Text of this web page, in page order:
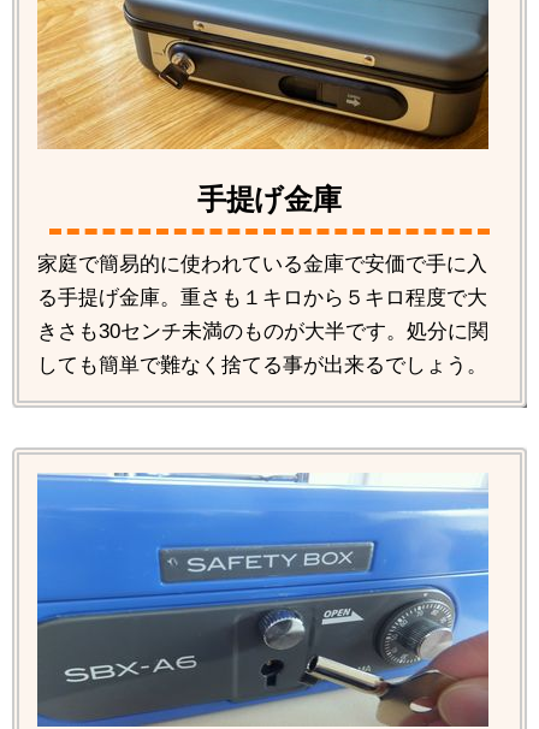
手提げ金庫
家庭で簡易的に使われている金庫で安価で手に入
る手提げ金庫。重さも１キロから５キロ程度で大
きさも30センチ未満のものが大半です。処分に関
しても簡単で難なく捨てる事が出来るでしょう。